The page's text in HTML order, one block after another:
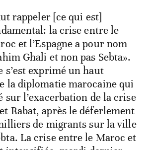
rappeler [ce qui est]
la crise entre le
et l’Espagne a pour nom
Ghali et non pas Sebta».
s’est exprimé un haut
la diplomatie marocaine qui
sur l’exacerbation de la crise
Rabat, après le déferlement
de migrants sur la ville
La crise entre le Maroc et